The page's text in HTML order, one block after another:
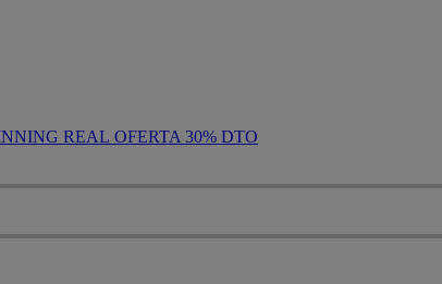
OFERTA 30% DTO